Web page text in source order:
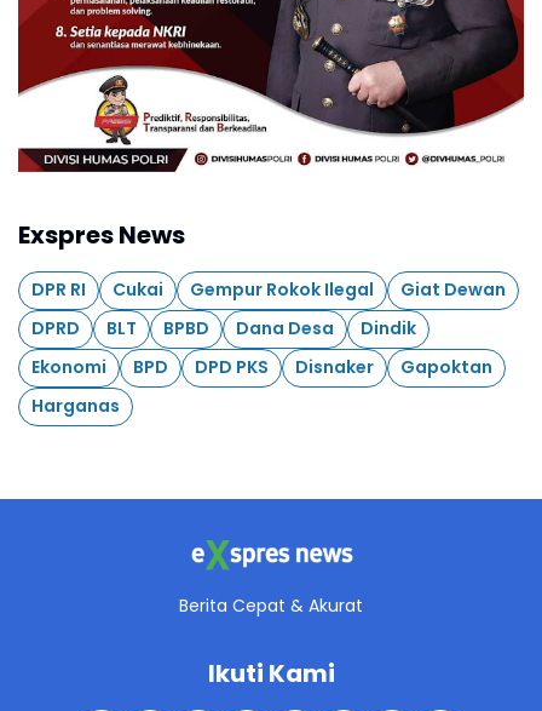
Exspres News
DPR RI Cukai Gempur Rokok Ilegal
Giat Dewan
DPRD
BLT BPBD Dana Desa
Dindik
Ekonomi
BPD DPD PKS Disnaker
Gapoktan
Harganas
Berita Cepat & Akurat
Ikuti Kami